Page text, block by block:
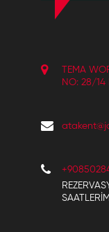
TEMA
NO: 28/14